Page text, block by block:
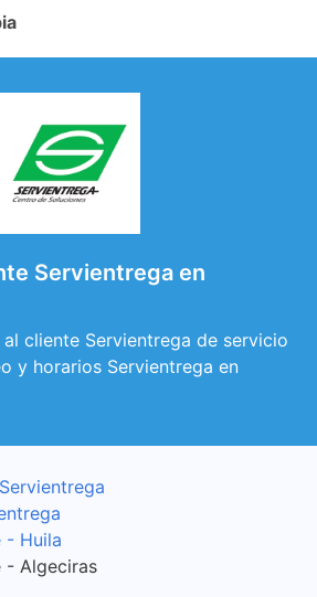
Servientrega en
cliente Servientrega de servicio
y horarios Servientrega en
- Huila
- Algeciras